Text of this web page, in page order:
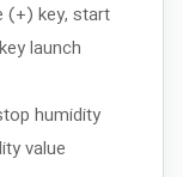
(+) key, start
launch
humidity
value